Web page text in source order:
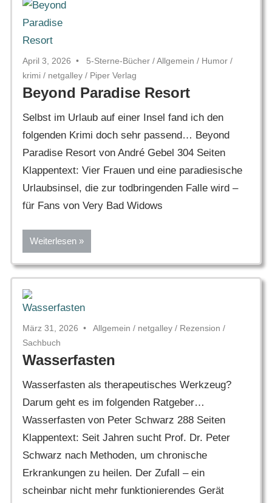
April 3, 2026 5-Sterne-Bücher /Allgemein / Humor /
krimi / netgalley / Piper Verlag
Beyond Paradise Resort
Selbst im Urlaub auf einer Insel fand ich den
folgenden Krimi doch sehr passend… Beyond
Paradise Resort von André Gebel 304 Seiten
Klappentext: Vier Frauen und eine paradiesische
Urlaubsinsel, die zur todbringenden Falle wird –
für Fans von Very Bad Widows
Weiterlesen
März 31, 2026 Allgemein / netgalley / Rezension /
Sachbuch
Wasserfasten
Wasserfasten als therapeutisches Werkzeug?
Darum geht es im folgenden Ratgeber…
Wasserfasten von Peter Schwarz 288 Seiten
Klappentext: Seit Jahren sucht Prof. Dr. Peter
Schwarz nach Methoden, um chronische
Erkrankungen zu heilen. Der Zufall – ein
scheinbar nicht mehr funktionierendes Gerät